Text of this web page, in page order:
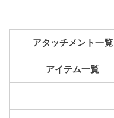
アタッチメント一覧
アイテム一覧